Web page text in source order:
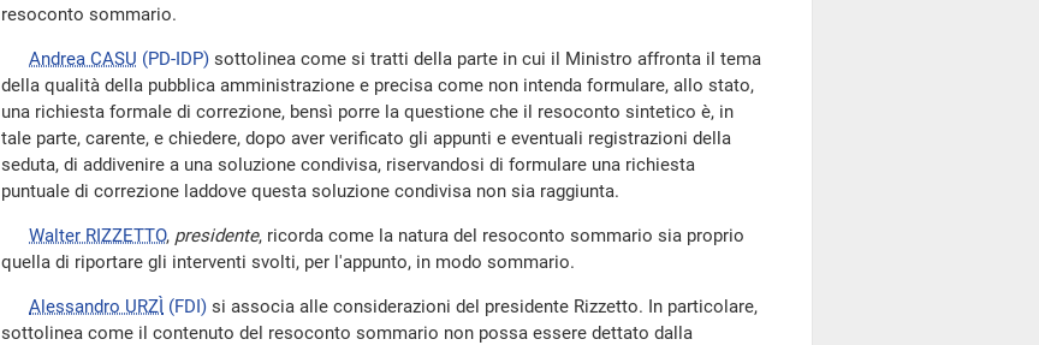
resoconto sommario.
Andrea CASU (PD-IDP) sottolinea come si tratti della parte in cui il Ministro affronta il tema
della qualità della pubblica amministrazione e precisa come non intenda formulare, allo stato,
una richiesta formale di correzione, bensì porre la questione che il resoconto sintetico è, in
tale parte, carente, e chiedere, dopo aver verificato gli appunti e eventuali registrazioni della
seduta, di addivenire a una soluzione condivisa, riservandosi di formulare una richiesta
puntuale di correzione laddove questa soluzione condivisa non sia raggiunta.
Walter RIZZETTO, presidente, ricorda come la natura del resoconto sommario sia proprio
quella di riportare gli interventi svolti, per l'appunto, in modo sommario.
Alessandro URZÌ (FDI) si associa alle considerazioni del presidente Rizzetto. In particolare,
sottolinea come il contenuto del resoconto sommario non possa essere dettato dalla